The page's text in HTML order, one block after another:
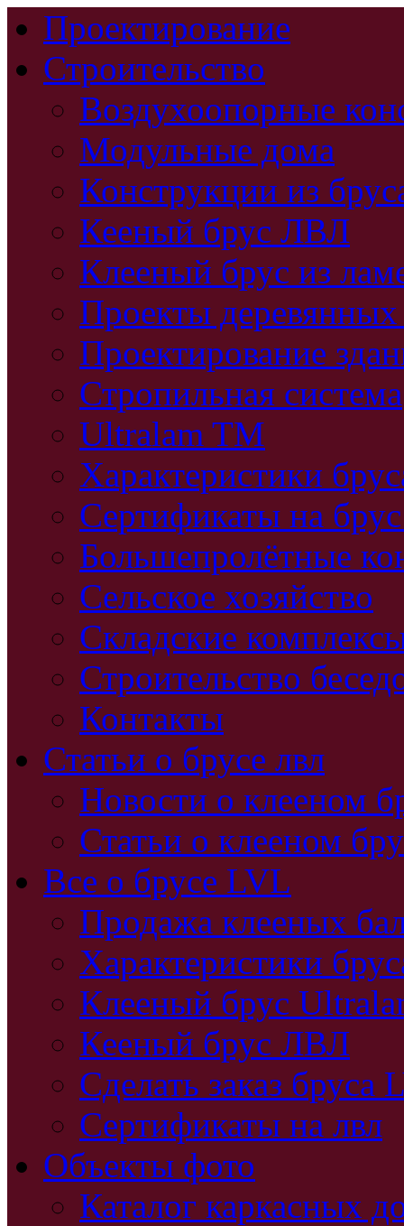
Проектирование
Строительство
Воздухоопорные
Модульные дома
Конструкции из
Кееный брус ЛВЛ
Клееный брус из
Проекты
Проектирование
Стропильная система
Ultralam TM
Характеристики
Сертификаты на
Большепролётные
Сельское хозяйство
Складские
Строительство
Контакты
Статьи о брусе лвл
Новости о клееном
Статьи о клееном
Все о брусе LVL
Продажа клееных
Характеристики
Клееный брус
Кееный брус ЛВЛ
Сделать заказ бруса
Сертификаты на лвл
Объекты фото
Каталог каркасных